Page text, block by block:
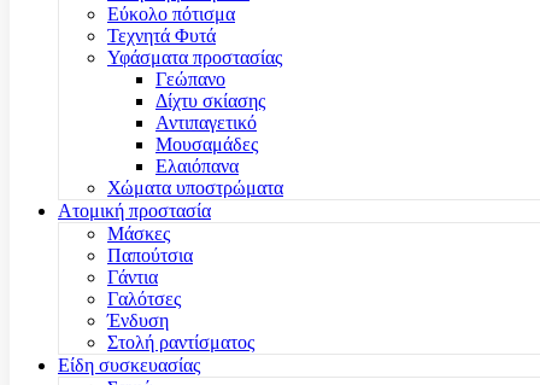
Εύκολο πότισμα
Τεχνητά Φυτά
Υφάσματα προστασίας
Γεώπανο
Δίχτυ σκίασης
Αντιπαγετικό
Μουσαμάδες
Ελαιόπανα
Χώματα υποστρώματα
Ατομική προστασία
Μάσκες
Παπούτσια
Γάντια
Γαλότσες
Ένδυση
Στολή ραντίσματος
Είδη συσκευασίας